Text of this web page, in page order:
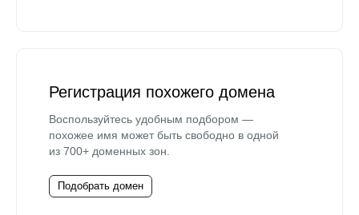
Регистрация похожего домена
Воспользуйтесь удобным подбором —
похожее имя может быть свободно в одной
из 700+ доменных зон.
Подобрать домен